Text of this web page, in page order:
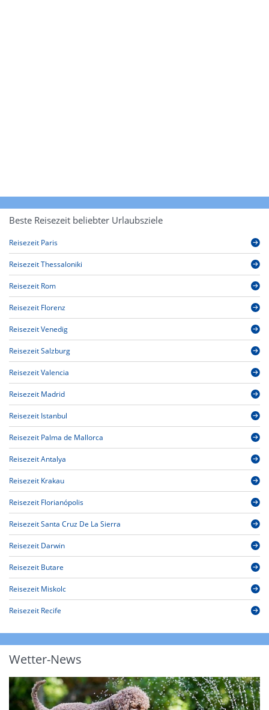
Beste Reisezeit beliebter Urlaubsziele
Reisezeit Paris
Reisezeit Thessaloniki
Reisezeit Rom
Reisezeit Florenz
Reisezeit Venedig
Reisezeit Salzburg
Reisezeit Valencia
Reisezeit Madrid
Reisezeit Istanbul
Reisezeit Palma de Mallorca
Reisezeit Antalya
Reisezeit Krakau
Reisezeit Florianópolis
Reisezeit Santa Cruz De La Sierra
Reisezeit Darwin
Reisezeit Butare
Reisezeit Miskolc
Reisezeit Recife
Wetter-News